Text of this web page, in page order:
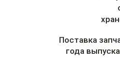
Поставка
года